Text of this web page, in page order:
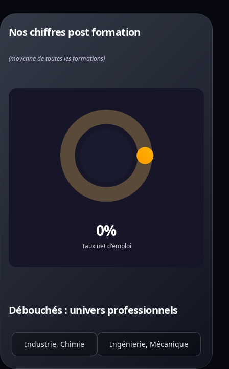
Nos chiffres post formation
(moyenne de toutes les formations)
0%
Taux net d'emploi
Débouchés : univers professionnels
Industrie, Chimie Ingénierie, Mécanique